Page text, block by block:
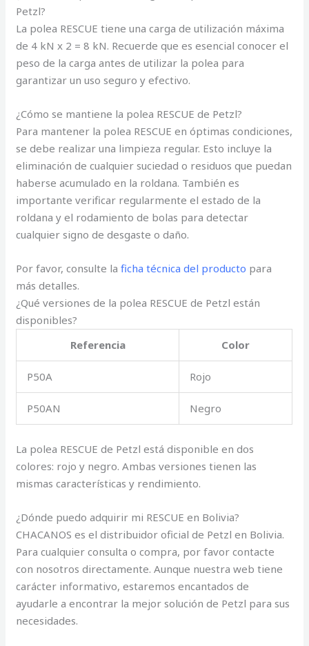
Petzl?
La polea RESCUE tiene una carga de utilización máxima
de 4 kN x 2 = 8 kN. Recuerde que es esencial conocer el
peso de la carga antes de utilizar la polea para
garantizar un uso seguro y efectivo.
¿Cómo se mantiene la polea RESCUE de Petzl?
Para mantener la polea RESCUE en óptimas condiciones,
se debe realizar una limpieza regular. Esto incluye la
eliminación de cualquier suciedad o residuos que puedan
haberse acumulado en la roldana. También es
importante verificar regularmente el estado de la
roldana y el rodamiento de bolas para detectar
cualquier signo de desgaste o daño.
Por favor, consulte laficha técnica del producto para
más detalles.
¿Qué versiones de la polea RESCUE de Petzl están
disponibles?
Referencia
Color
P50A Rojo
P50AN Negro
La polea RESCUE de Petzl está disponible en dos
colores: rojo y negro. Ambas versiones tienen las
mismas características y rendimiento.
¿Dónde puedo adquirir mi RESCUE en Bolivia?
CHACANOS es el distribuidor oficial de Petzl en Bolivia.
Para cualquier consulta o compra, por favor contacte
con nosotros directamente. Aunque nuestra web tiene
carácter informativo, estaremos encantados de
ayudarle a encontrar la mejor solución de Petzl para sus
necesidades.